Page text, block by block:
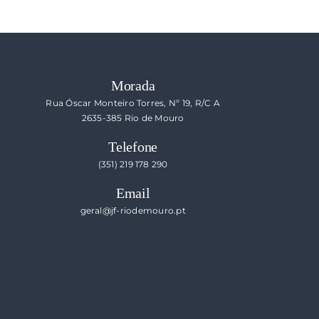
Morada
Rua Óscar Monteiro Torres, Nº 19, R/C A
2635-385 Rio de Mouro
Telefone
(351) 219 178 290
Email
geral@jf-riodemouro.pt